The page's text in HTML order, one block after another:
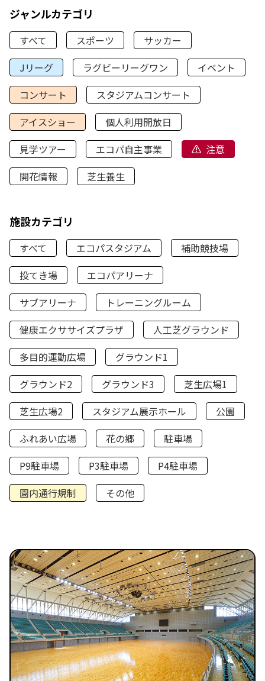
ジャンルカテゴリ
すべて スポーツ
サッカー
Jリーグ
ラグビーリーグワン
イベント
コンサート
スタジアムコンサート
アイスショー
個人利用開放日
見学ツアー
エコパ自主事業
注意
開花情報
芝生養生
施設カテゴリ
すべて エコパスタジアム
補助競技場
投てき場
エコパアリーナ
サブアリーナ
トレーニングルーム
健康エクササイズプラザ
人工芝グラウンド
多目的運動広場
グラウンド1
グラウンド2
グラウンド3
芝生広場1
芝生広場2
スタジアム展示ホール
公園
ふれあい広場
花の郷
駐車場
P9駐車場
P3駐車場
P4駐車場
園内通行規制
その他